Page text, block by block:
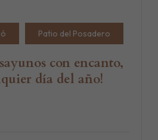
Patio del Posadero
con encanto,
día del año!